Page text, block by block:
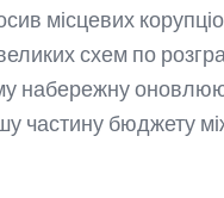
місцевих
схем по
набережну
частину бюджету